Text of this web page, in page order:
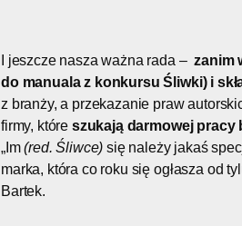
I jeszcze nasza ważna rada –zanim
do manuala z konkursu Śliwki) i
z branży, a przekazanie praw
firmy, które szukają darmowej pracy
„Im(red. Śliwce) się należy jakaś
marka, która co roku się ogłasza od
Bartek.